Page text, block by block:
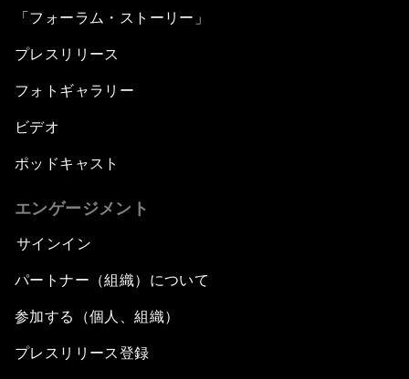
「フォーラム・ストーリー」
プレスリリース
フォトギャラリー
ビデオ
ポッドキャスト
エンゲージメント
サインイン
パートナー（組織）について
参加する（個人、組織）
プレスリリース登録